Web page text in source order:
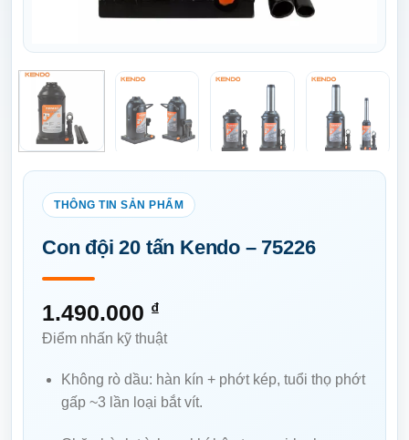
Con đội 20 tấn Kendo – 75226
1.490.000 ₫
Điểm nhấn kỹ thuật
Không rò dầu: hàn kín + phớt kép, tuổi thọ phớt
gấp ~3 lần loại bắt vít.